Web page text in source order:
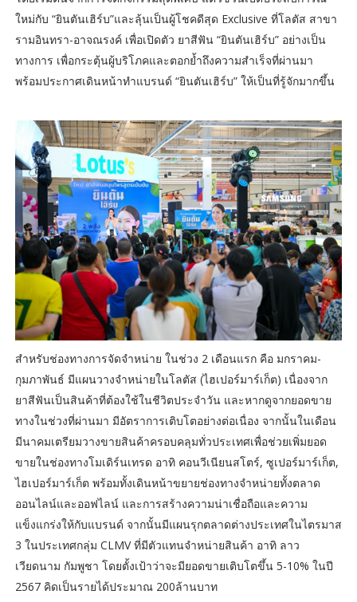
ใหม่กับ “ยินตันเฮิร์บ”และลุ้นเป็นผู้โชคดีสุด Exclusive ที่โลตัส สาขา
รามอินทรา-อาจณรงค์ เพื่อเปิดตัว ยาสีฟัน “ยินตันเฮิร์บ” อย่างเป็น
ทางการ เพื่อกระตุ้นผู้บริโภคและตอกย้ำถึงความสำเร็จที่ผ่านมา
พร้อมประกาศเดินหน้าทำแบรนด์ “ยินตันเฮิร์บ” ให้เป็นที่รู้จักมากขึ้น
สำหรับช่องทางการจัดจำหน่าย ในช่วง 2 เดือนแรก คือ มกราคม-
กุมภาพันธ์ มีแผนวางจำหน่ายในโลตัส (ไฮเปอร์มาร์เก็ต) เนื่องจาก
ยาสีฟันเป็นสินค้าที่ต้องใช้ในชีวิตประจำวัน และหากดูจากยอดขาย
ทางในช่วงที่ผ่านมา มีอัตราการเติบโตอย่างต่อเนื่อง จากนั้นในเดือน
มีนาคมเตรียมวางขายสินค้าครอบคลุมทั่วประเทศเพื่อช่วยเพิ่มยอด
ขายในช่องทางโมเดิร์นเทรด อาทิ คอนวีเนียนสโตร์, ซูเปอร์มาร์เก็ต,
ไฮเปอร์มาร์เก็ต พร้อมทั้งเดินหน้าขยายช่องทางจำหน่ายทั้งตลาด
ออนไลน์และออฟไลน์ และการสร้างความน่าเชื่อถือและความ
แข็งแกร่งให้กับแบรนด์ จากนั้นมีแผนรุกตลาดต่างประเทศในไตรมาส
3 ในประเทศกลุ่ม CLMV ที่มีตัวแทนจำหน่ายสินค้า อาทิ ลาว
เวียดนาม กัมพูชา โดยตั้งเป้าว่าจะมียอดขายเติบโตขึ้น 5-10% ในปี
2567 คิดเป็นรายได้ประมาณ 200ล้านบาท